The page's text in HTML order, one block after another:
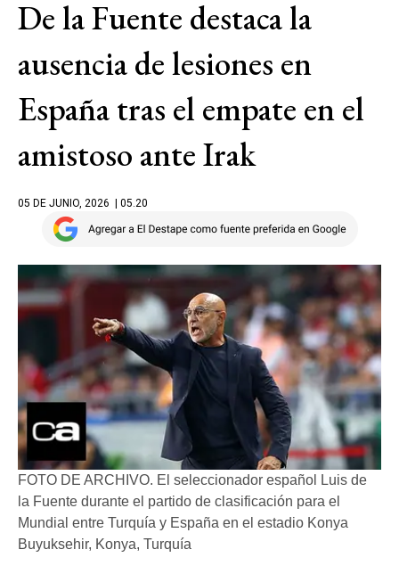
De la Fuente destaca la
ausencia de lesiones en
España tras el empate en el
amistoso ante Irak
05 DE JUNIO, 2026 | 05.20
FOTO DE ARCHIVO. El seleccionador español Luis de
la Fuente durante el partido de clasificación para el
Mundial entre Turquía y España en el estadio Konya
Buyuksehir, Konya, Turquía